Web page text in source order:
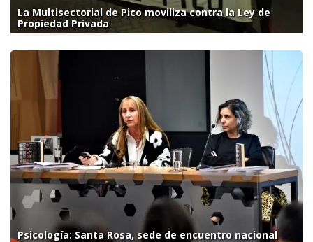
La Multisectorial de Pico moviliza contra la Ley de
Propiedad Privada
Psicología: Santa Rosa, sede de encuentro nacional